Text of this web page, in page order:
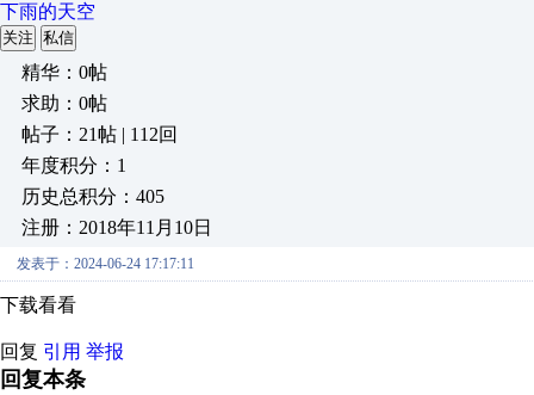
下雨的天空
关注 私信
精华：0帖
求助：0帖
帖子：21帖 | 112回
年度积分：1
历史总积分：405
注册：2018年11月10日
发表于：2024-06-24 17:17:11
下载看看
回复 引用 举报
回复本条